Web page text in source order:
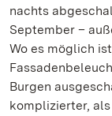
nachts
September –
Wo es möglich
Burgen
komplizierter,